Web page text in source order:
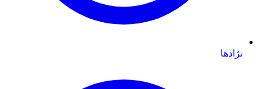
نژادها